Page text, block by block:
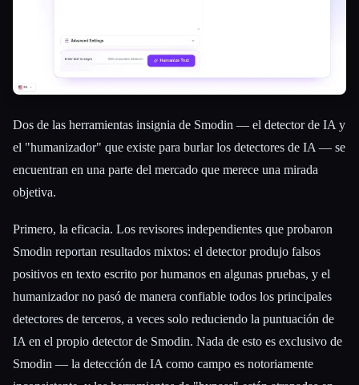
Dos de las herramientas insignia de Smodin — el detector de IA y
el "humanizador" que existe para burlar los detectores de IA — se
encuentran en una parte del mercado que merece una mirada
objetiva.
Primero, la eficacia. Los revisores independientes que probaron
Smodin reportan resultados mixtos: el detector produjo falsos
positivos en texto escrito por humanos en algunas pruebas, y el
humanizador no pasó de manera confiable todos los principales
detectores de terceros, a veces solo reduciendo la puntuación de
IA en el propio detector de Smodin. Nada de esto es exclusivo de
Smodin — la detección de IA como campo es notoriamente